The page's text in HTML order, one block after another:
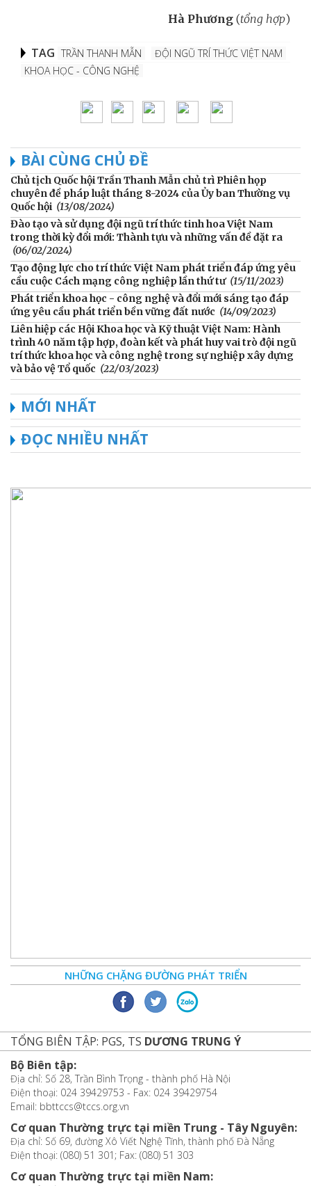
Hà Phương (tổng hợp)
TAG TRẦN THANH MẪN
ĐỘI NGŨ TRÍ THỨC VIỆT NAM
KHOA HỌC - CÔNG NGHỆ
BÀI CÙNG CHỦ ĐỀ
Chủ tịch Quốc hội Trần Thanh Mẫn chủ trì Phiên họp
chuyên đề pháp luật tháng 8-2024 của Ủy ban Thường vụ
Quốc hội (13/08/2024)
Đào tạo và sử dụng đội ngũ trí thức tinh hoa Việt Nam
trong thời kỳ đổi mới: Thành tựu và những vấn đề đặt ra
(06/02/2024)
Tạo động lực cho trí thức Việt Nam phát triển đáp ứng yêu
cầu cuộc Cách mạng công nghiệp lần thứ tư (15/11/2023)
Phát triển khoa học - công nghệ và đổi mới sáng tạo đáp
ứng yêu cầu phát triển bền vững đất nước (14/09/2023)
Liên hiệp các Hội Khoa học và Kỹ thuật Việt Nam: Hành
trình 40 năm tập hợp, đoàn kết và phát huy vai trò đội ngũ
trí thức khoa học và công nghệ trong sự nghiệp xây dựng
và bảo vệ Tổ quốc (22/03/2023)
MỚI NHẤT
ĐỌC NHIỀU NHẤT
NHỮNG CHẶNG ĐƯỜNG PHÁT TRIỂN
TỔNG BIÊN TẬP: PGS, TS DƯƠNG TRUNG Ý
Bộ Biên tập:
Địa chỉ: Số 28, Trần Bình Trọng - thành phố Hà Nội
Điện thoại: 024 39429753 - Fax: 024 39429754
Email: bbttccs@tccs.org.vn
Cơ quan Thường trực tại miền Trung - Tây Nguyên:
Địa chỉ: Số 69, đường Xô Viết Nghệ Tĩnh, thành phố Đà Nẵng
Điện thoại: (080) 51 301; Fax: (080) 51 303
Cơ quan Thường trực tại miền Nam: